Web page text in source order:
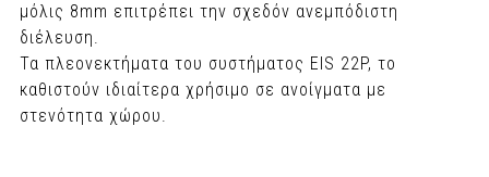
μόλις 8mm επιτρέπει την σχεδόν ανεμπόδιστη
διέλευση.
Τα πλεονεκτήματα του συστήματος EIS 22P, το
καθιστούν ιδιαίτερα χρήσιμο σε ανοίγματα με
στενότητα χώρου.